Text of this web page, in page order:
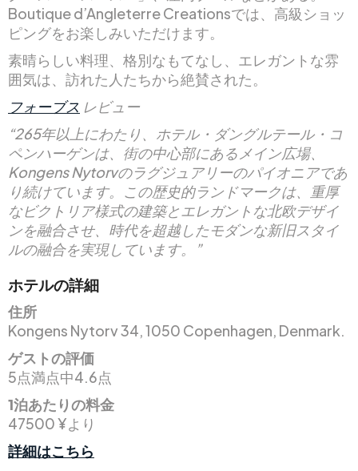
Boutique d’Angleterre Creationsでは、高級ショッ
ピングをお楽しみいただけます。
素晴らしい料理、格別なもてなし、エレガントな雰
囲気は、訪れた人たちから絶賛された。
フォーブス レビュー
“265年以上にわたり、ホテル・ダングルテール・コ
ペンハーゲンは、街の中心部にあるメイン広場、
Kongens Nytorvのラグジュアリーのパイオニアであ
り続けています。この歴史的ランドマークは、重厚
なビクトリア様式の建築とエレガントな北欧デザイ
ンを融合させ、時代を超越したモダンな新旧スタイ
ルの融合を実現しています。”
ホテルの詳細
住所
Kongens Nytorv 34, 1050 Copenhagen, Denmark.
ゲストの評価
5点満点中4.6点
1泊あたりの料金
47500 ¥より
詳細はこちら